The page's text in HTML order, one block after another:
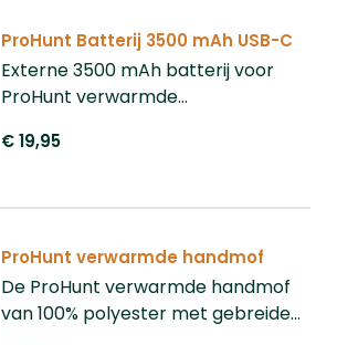
ProHunt Batterij 3500 mAh USB-C
Externe 3500 mAh batterij voor
ProHunt verwarmde
oplaadbaar via USB-C en inclusief
€ 19,95
ProHunt verwarmde handmof
De ProHunt verwarmde handmof
van 100% polyester met gebreide